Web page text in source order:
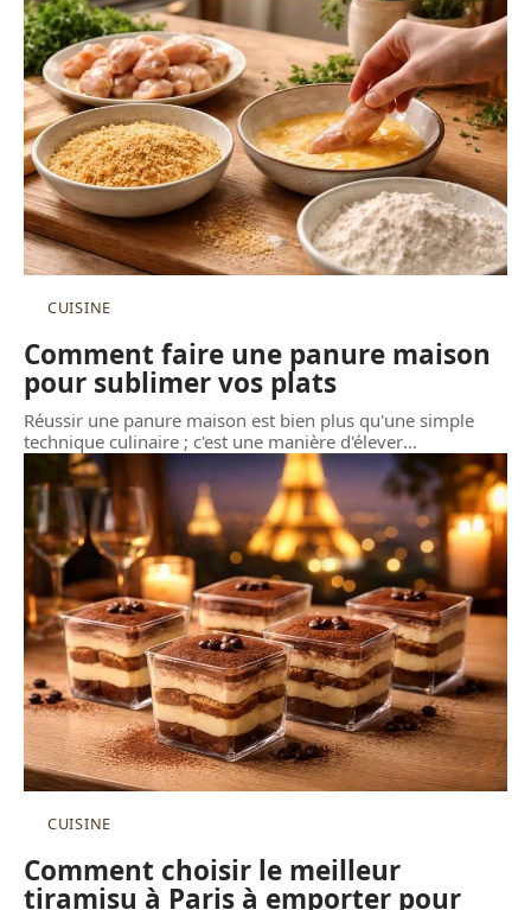
CUISINE
Comment faire une panure maison
pour sublimer vos plats
Réussir une panure maison est bien plus qu'une simple
technique culinaire ; c'est une manière d'élever…
CUISINE
Comment choisir le meilleur
tiramisu à Paris à emporter pour